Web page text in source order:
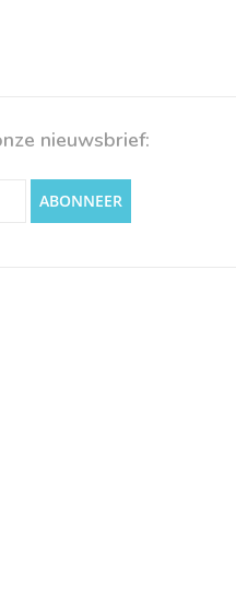
nieuwsbrief:
ABONNEER